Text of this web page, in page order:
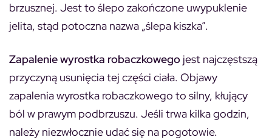
brzusznej. Jest to ślepo zakończone uwypuklenie
jelita, stąd potoczna nazwa „ślepa kiszka”.
Zapalenie wyrostka robaczkowego jest najczęstszą
przyczyną usunięcia tej części ciała. Objawy
zapalenia wyrostka robaczkowego to silny, kłujący
ból w prawym podbrzuszu. Jeśli trwa kilka godzin,
należy niezwłocznie udać się na pogotowie.